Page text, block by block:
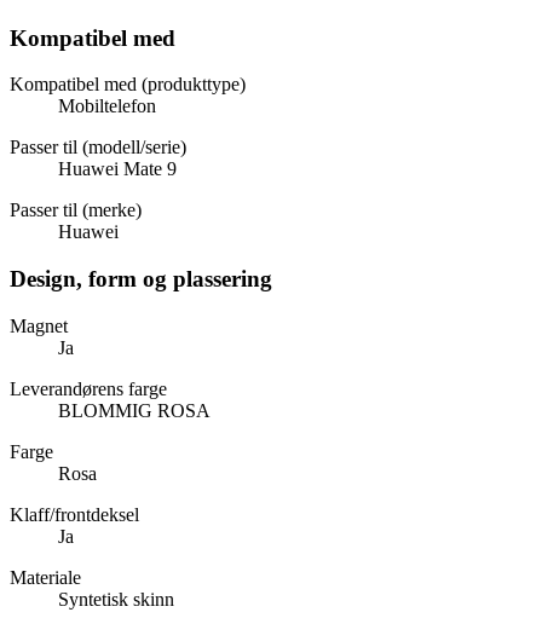
Kompatibel med
Kompatibel med (produkttype)
Mobiltelefon
Passer til (modell/serie)
Huawei Mate 9
Passer til (merke)
Huawei
Design, form og plassering
Magnet
Ja
Leverandørens farge
BLOMMIG ROSA
Farge
Rosa
Klaff/frontdeksel
Ja
Materiale
Syntetisk skinn